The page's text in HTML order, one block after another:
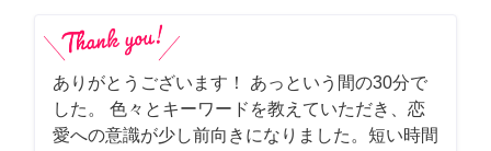
ありがとうございます！ あっという間の30分で
した。 色々とキーワードを教えていただき、恋
愛への意識が少し前向きになりました。短い時間